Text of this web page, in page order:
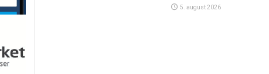
5. august 2026